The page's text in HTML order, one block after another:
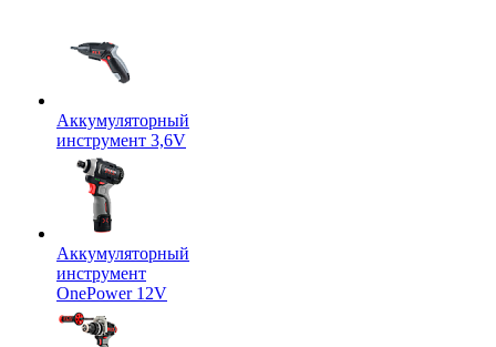
Аккумуляторный
инструмент 3,6V
Аккумуляторный
инструмент
OnePower 12V